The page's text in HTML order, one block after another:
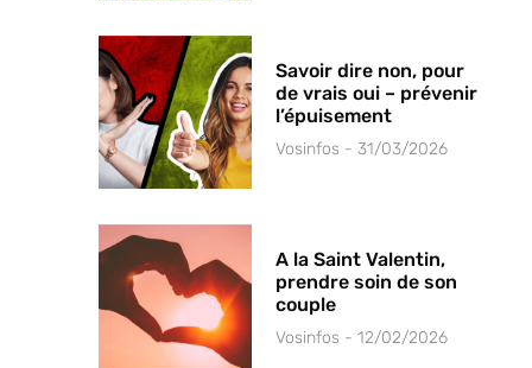
Savoir dire non, pour
de vrais oui – prévenir
l’épuisement
Vosinfos 31/03/2026
A la Saint Valentin,
prendre soin de son
couple
Vosinfos 12/02/2026